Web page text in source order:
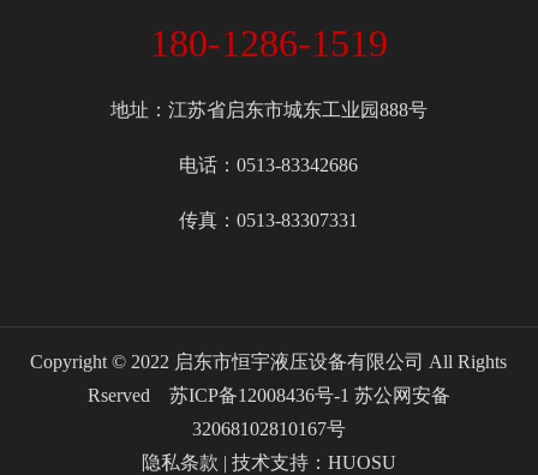
180-1286-1519
地址：江苏省启东市城东工业园888号
电话：0513-83342686
传真：0513-83307331
Copyright © 2022 启东市恒宇液压设备有限公司 All Rights
Rserved 苏ICP备12008436号-1 苏公网安备
32068102810167号
隐私条款 | 技术支持： HUOSU